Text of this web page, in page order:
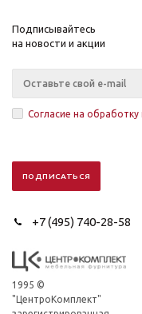
Подписывайтесь
на новости и акции
Согласие на
+7 (495) 740-28-58
1995 ©
"ЦентроКомплект"